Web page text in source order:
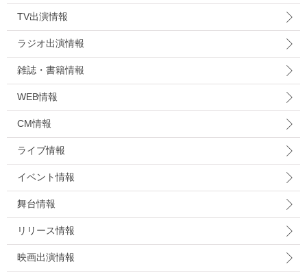
TV出演情報
ラジオ出演情報
雑誌・書籍情報
WEB情報
CM情報
ライブ情報
イベント情報
舞台情報
リリース情報
映画出演情報